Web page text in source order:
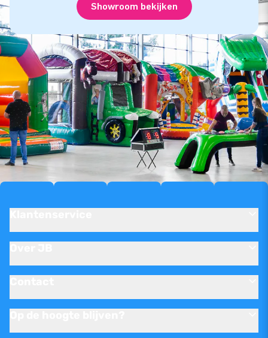
Showroom bekijken